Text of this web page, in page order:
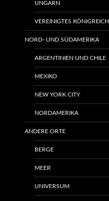
UNGARN
VEREINIGTES KÖNIGREICH
NORD- UND SÜDAMERIKA
ARGENTINIEN UND CHILE
MEXIKO
NEW YORK CITY
NORDAMERIKA
ANDERE ORTE
BERGE
MEER
UNIVERSUM